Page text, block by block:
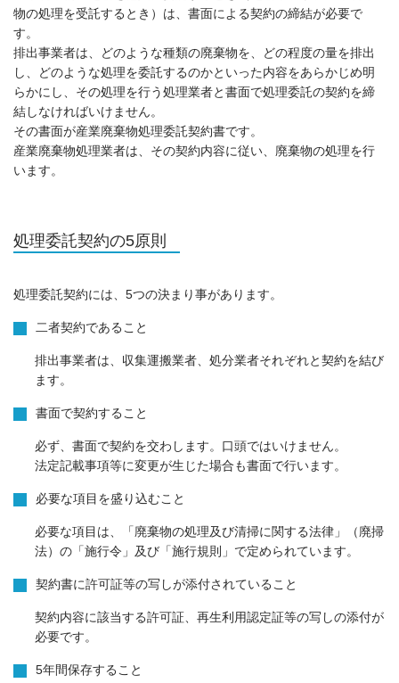
物の処理を受託するとき）は、書面による契約の締結が必要で
す。
排出事業者は、どのような種類の廃棄物を、どの程度の量を排出
し、どのような処理を委託するのかといった内容をあらかじめ明
らかにし、その処理を行う処理業者と書面で処理委託の契約を締
結しなければいけません。
その書面が産業廃棄物処理委託契約書です。
産業廃棄物処理業者は、その契約内容に従い、廃棄物の処理を行
います。
処理委託契約の5原則
処理委託契約には、5つの決まり事があります。
二者契約であること
排出事業者は、収集運搬業者、処分業者それぞれと契約を結び
ます。
書面で契約すること
必ず、書面で契約を交わします。口頭ではいけません。
法定記載事項等に変更が生じた場合も書面で行います。
必要な項目を盛り込むこと
必要な項目は、「廃棄物の処理及び清掃に関する法律」（廃掃
法）の「施行令」及び「施行規則」で定められています。
契約書に許可証等の写しが添付されていること
契約内容に該当する許可証、再生利用認定証等の写しの添付が
必要です。
5年間保存すること